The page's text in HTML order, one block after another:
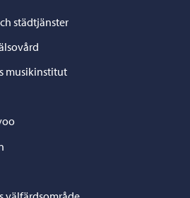
städtjänster
musikinstitut